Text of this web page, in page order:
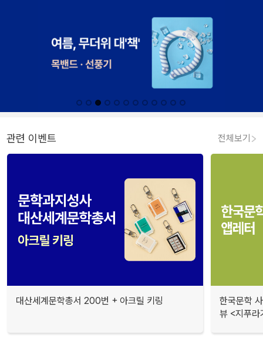
관련 이벤트 전체보기
대산세계문학총서 200번 + 아크릴 키링
한국문학
뷰 <지푸라